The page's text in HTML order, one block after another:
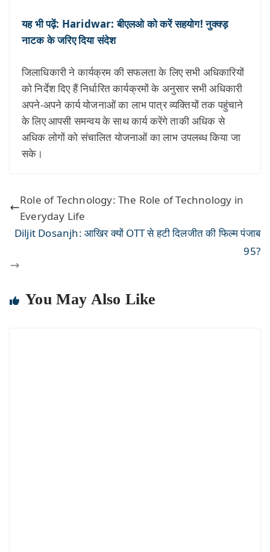
यह भी पढ़ें: Haridwar: बीएलओ को करें सहयोग! नुक्क्ड़
नाटक के जरिए दिया संदेश
जिलाधिकारी ने कार्यक्रम की सफलता के लिए सभी अधिकारियों
को निर्देश दिए हैं निर्धारित कार्यक्रमों के अनुसार सभी अधिकारी
अपने-अपने कार्य योजनाओं का लाभ पात्र व्यक्तियों तक पहुंचाने
के लिए आपसी समन्वय के साथ कार्य करेंगे ताकी अधिक से
अधिक लोगों को संचालित योजनाओं का लाभ उपलब्ध किया जा
सके।
Role of Technology: The Role of Technology in
Everyday Life
Diljit Dosanjh: आखिर क्यों OTT से हटी दिलजीत की फिल्म पंजाब
95?
You May Also Like